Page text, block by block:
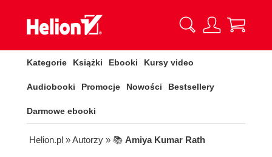
Kategorie Książki Ebooki Kursy video
Audiobooki Promocje Nowości Bestsellery
Darmowe ebooki
Helion.pl » Autorzy » 📚 Amiya Kumar Rath